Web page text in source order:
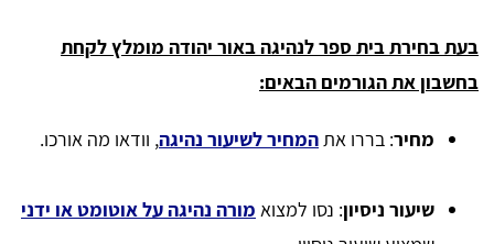
בעת בחירת בית ספר לנהיגה באור יהודה מומלץ לקחת
בחשבון את הגורמים הבאים:
מחיר: בררו אתהמחיר לשיעור נהיגה, וודאו מה אורכו.
שיעור ניסיון: נסו למצוא מורה נהיגה על אוטומט או ידני